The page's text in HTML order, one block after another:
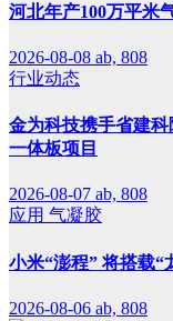
河北年产100万平米
2026-08-08 ab, 808
行业动态
金为科技携手省建
一体板项目
2026-08-07 ab, 808
应用 气凝胶
小米“澎程” 将搭载“
2026-08-06 ab, 808